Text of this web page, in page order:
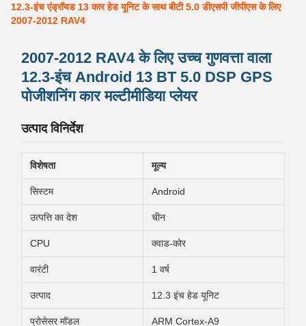
12.3-इंच एंड्रॉयड 13 कार हेड यूनिट के साथ बीटी 5.0 डीएसपी जीपीएस के लिए
2007-2012 RAV4
2007-2012 RAV4 के लिए उच्च गुणवत्ता वाला
12.3-इंच Android 13 BT 5.0 DSP GPS
पोजीशनिंग कार मल्टीमीडिया प्लेयर
उत्पाद विनिर्देश
विशेषता मूल्य
सिस्टम Android
उत्पत्ति का देश चीन
CPU क्वाड-कोर
वारंटी 1 वर्ष
उत्पाद 12.3 इंच हेड यूनिट
प्रोसेसर मॉडल ARM Cortex-A9